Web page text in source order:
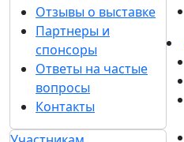
Отзывы о выставке
Партнеры и
спонсоры
Ответы на частые
вопросы
Контакты